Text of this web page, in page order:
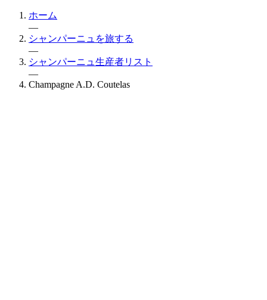
ホーム
—
シャンパーニュを旅する
—
シャンパーニュ生産者リスト
—
Champagne A.D. Coutelas